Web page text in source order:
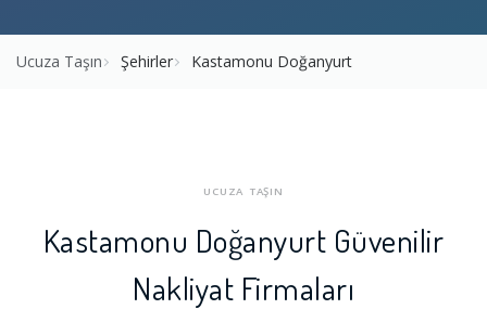
Ucuza Taşın Şehirler Kastamonu Doğanyurt
UCUZA TAŞIN
Kastamonu Doğanyurt Güvenilir
Nakliyat Firmaları